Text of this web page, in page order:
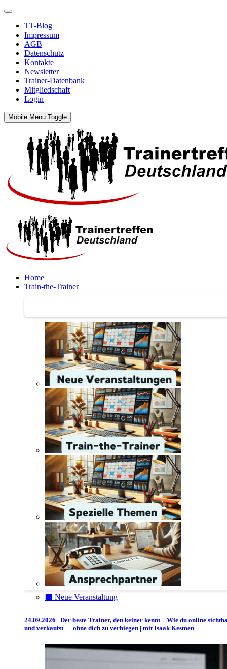
TT-Blog
Impressum
AGB
Datenschutz
Kontakte
Newsletter
Trainer-Datenbank
Mitgliedschaft
Login
Mobile Menu Toggle
Home
Train-the-Trainer
⬛️ Neue Veranstaltung
24.09.2026 | Der beste Trainer, den keiner kennt – Wie du online
und verkaufst — ohne dich zu verbiegen | mit Isaak Kesmen